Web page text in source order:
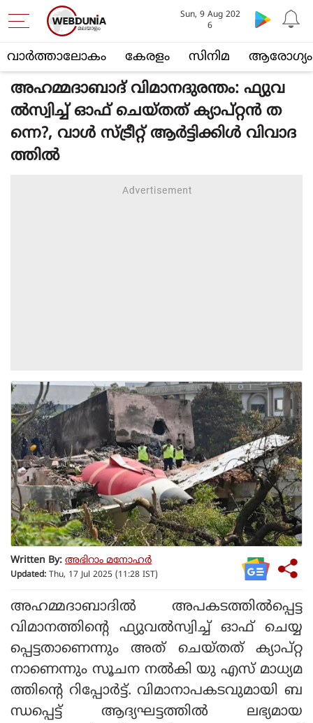
വാര്‍ത്താലോകം കേരളം സിനിമ ആരോഗ്യം
Sun, 9 Aug 202
6
അഹമ്മദാബാദ് വിമാനദുരന്തം: ഫ്യുവ
ൽസ്വിച്ച് ഓഫ് ചെയ്തത് ക്യാപ്റ്റൻ ത
ന്നെ?, വാൾ സ്ട്രീറ്റ് ആർട്ടിക്കിൾ വിവാദ
ത്തിൽ
Written By: അഭിറാം മനോഹർ
Updated: Thu, 17 Jul 2025 (11:28 IST)
അഹമ്മദാബാദില്‍ അപകടത്തില്‍പ്പെട്ട
വിമാനത്തിന്റെ ഫ്യുവല്‍സ്വിച്ച് ഓഫ് ചെയ്യ
പ്പെട്ടതാണെന്നും അത് ചെയ്തത് ക്യാപ്റ്റ
നാണെന്നും സൂചന നല്‍കി യു എസ് മാധ്യമ
ത്തിന്റെ റിപ്പോര്‍ട്ട്. വിമാനാപകടവുമായി ബ
ന്ധപ്പെട്ട് ആദ്യഘട്ടത്തില്‍ ലഭ്യമായ